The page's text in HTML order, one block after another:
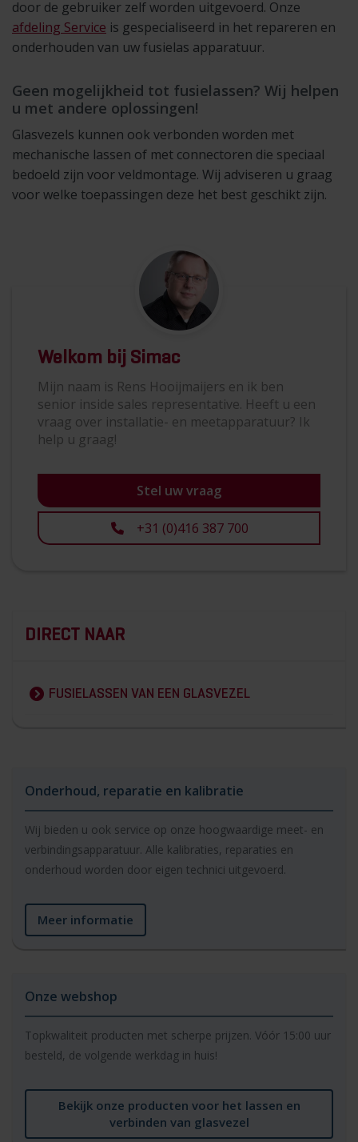
door de gebruiker zelf worden uitgevoerd. Onze
afdeling Service is gespecialiseerd in het repareren en
onderhouden van uw fusielas apparatuur.
Geen mogelijkheid tot fusielassen? Wij helpen
u met andere oplossingen!
Glasvezels kunnen ook verbonden worden met
mechanische lassen of met connectoren die speciaal
bedoeld zijn voor veldmontage. Wij adviseren u graag
voor welke toepassingen deze het best geschikt zijn.
Welkom bij Simac
Mijn naam is Rens Hooijmaijers en ik ben
senior inside sales representative. Heeft u een
vraag over installatie- en meetapparatuur? Ik
help u graag!
Stel uw vraag
+31 (0)416 387 700
DIRECT NAAR
FUSIELASSEN VAN EEN GLASVEZEL
Onderhoud, reparatie en kalibratie
Wij bieden u ook service op onze hoogwaardige meet- en
verbindingsapparatuur. Alle kalibraties, reparaties en
onderhoud worden door eigen technici uitgevoerd.
Meer informatie
Onze webshop
Topkwaliteit producten met scherpe prijzen. Vóór 15:00 uur
besteld, de volgende werkdag in huis!
Bekijk onze producten voor het lassen en
verbinden van glasvezel